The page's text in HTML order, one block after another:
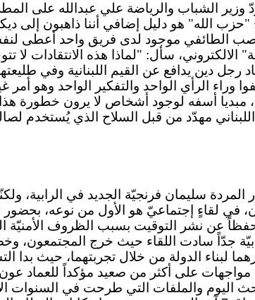
إده على ردّ وزير الشباب والرياضة علي
سلاح "حزب الله" هو دليل إضافي أننا ذاهبون
الطائفي موجود لدى فريق واحد أعطى
الالكتروني، سأل: "لماذا هذه الانتقادات
وراء الرأي الواحد والتفكير الواحد وهو
مبديا أسفه لوجود أشخاص لا يرون
مهدّد من قبل السلاح الذي يُستخدم
المردة سليمان فرنجيّة الجديد في
في لقاءٍ إجتماعيّ هو الأول من نوعه،
عن نشر التوقيت بسبب الظروف الأمنيّة
جدّاً سادت اللقاء حيث خرج المجتمعون،
لبناء الدولة من خلال تجربتهما، حيث بدا
على أكثر من صعيد مؤكداً للعماد عون
اليوم والملفات التي طرحت في السنوات